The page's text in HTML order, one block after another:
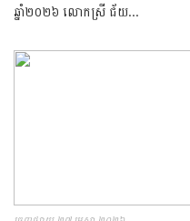
ឆ្នាំ២០២៦​ លោកស្រី​ ជ័យ​...